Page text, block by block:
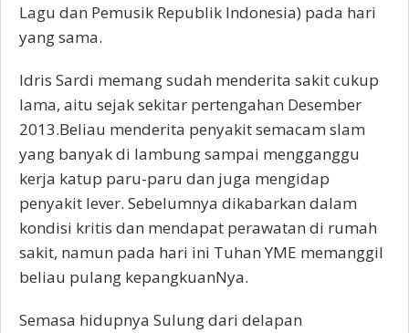
Lagu dan Pemusik Republik Indonesia) pada hari
yang sama.
Idris Sardi memang sudah menderita sakit cukup
lama, aitu sejak sekitar pertengahan Desember
2013.Beliau menderita penyakit semacam slam
yang banyak di lambung sampai mengganggu
kerja katup paru-paru dan juga mengidap
penyakit lever. Sebelumnya dikabarkan dalam
kondisi kritis dan mendapat perawatan di rumah
sakit, namun pada hari ini Tuhan YME memanggil
beliau pulang kepangkuanNya.
Semasa hidupnya Sulung dari delapan